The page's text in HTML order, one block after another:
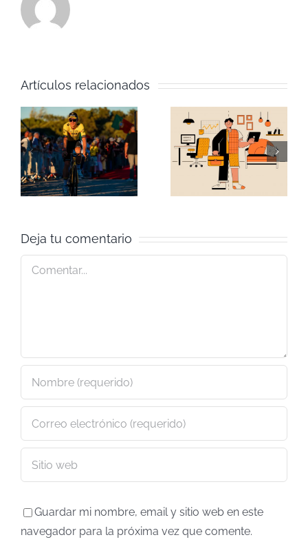
Artículos relacionados
Cómo
liderar en
entornos
Mis 3
libros
favoritos
Deja tu comentario
Comentar
Guardar mi nombre, email y sitio web en este
navegador para la próxima vez que comente.